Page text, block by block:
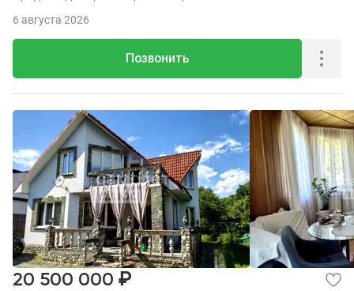
Позвонить
6 августа 2026
20 500 000 ₽